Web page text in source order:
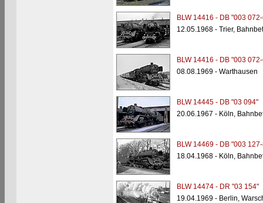
BLW 14416 - DB "003
12.05.1968 - Trier,
BLW 14416 - DB "003
08.08.1969 - Warthausen
BLW 14445 - DB "03 094"
20.06.1967 - Köln,
BLW 14469 - DB "003
18.04.1968 - Köln,
BLW 14474 - DR "03 154"
19.04.1969 - Berlin,